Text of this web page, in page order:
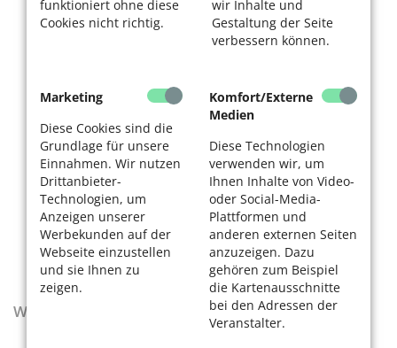
funktioniert ohne diese
Cookies nicht richtig.
wir Inhalte und
Gestaltung der Seite
verbessern können.
Marketing
Diese Cookies sind die
Grundlage für unsere
Einnahmen. Wir nutzen
Drittanbieter-
Technologien, um
Anzeigen unserer
Werbekunden auf der
Webseite einzustellen
und sie Ihnen zu
zeigen.
Komfort/Externe
Medien
Diese Technologien
verwenden wir, um
Ihnen Inhalte von Video-
oder Social-Media-
Plattformen und
anderen externen Seiten
anzuzeigen. Dazu
gehören zum Beispiel
die Kartenausschnitte
bei den Adressen der
Veranstalter.
Wegweiser - Aktualisierte Ausgabe 2025–2027